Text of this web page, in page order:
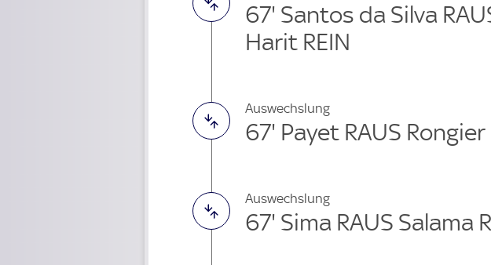
67' Santos da Silva
Harit REIN
Auswechslung
67' Payet RAUS Rongier
Auswechslung
67' Sima RAUS Salama